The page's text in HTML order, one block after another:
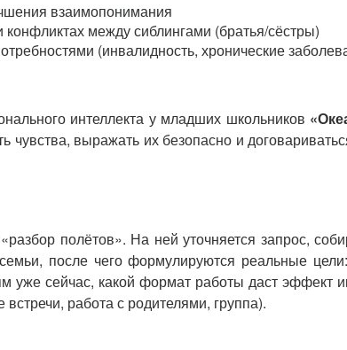
взаимопонимания
конфликтах между сиблингами (братья/сёстры)
(инвалидность, хронические
интеллекта у младших школьников
чувства, выражать их безопасно и
полётов». На ней уточняется запрос,
после чего формулируются реальные
уже сейчас, какой формат работы даст эффект
работа с родителями, группа).